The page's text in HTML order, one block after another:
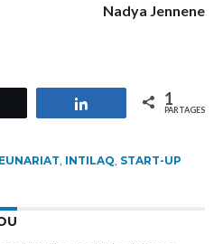
Nadya Jennene
Partagez 1
PARTAGES
INTILAQ START-UP